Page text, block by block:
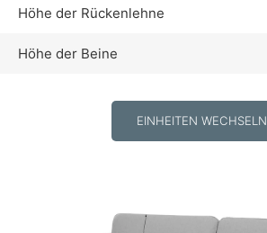
Höhe der Rückenlehne
Höhe der Beine
EINHEITEN WECHSELN